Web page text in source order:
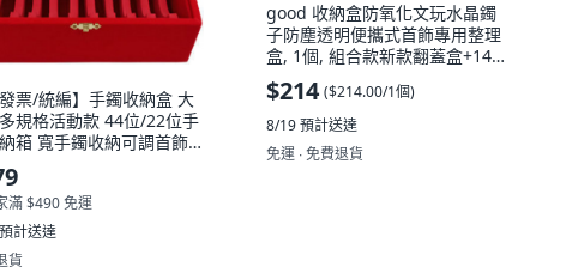
發票/統編】手鐲收納盒 大
規格活動款 44位/22位手
箱 寬手鐲收納可調首飾
首飾收納盒 多規格可調
qct6r0, 小號紅色22位手
滿 $490 免運
預計送達
貨
good 收納盒防氧化文玩水晶鐲
子防塵透明便攜式首飾專用整理
盒, 1個, 組合款新款翻蓋盒+14
個7.5cm小方盒
$214 ($214.00/1個)
8/19預計送達
免運 ∙ 免費退貨